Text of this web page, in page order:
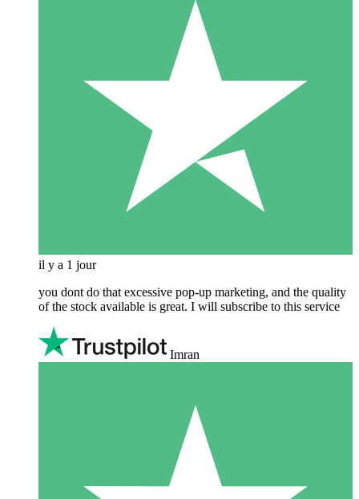
il y a 1 jour
you dont do that excessive pop-up marketing, and the quality
of the stock available is great. I will subscribe to this service
Imran